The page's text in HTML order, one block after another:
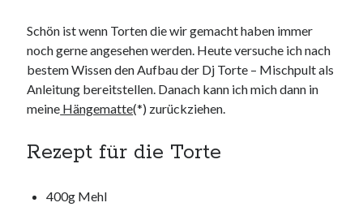
Neueste Beiträge
Der Michl in der Hexenküche
Der Michl macht Diät
Prime Video Channel kündigen
Wie entkalke ich die Senseo Switch
Schön ist wenn Torten die wir gemacht haben immer
noch gerne angesehen werden. Heute versuche ich nach
bestem Wissen den Aufbau der Dj Torte – Mischpult als
Anleitung bereitstellen. Danach kann ich mich dann in
meine Hängematte(*) zurückziehen.
Rezept für die Torte
400g Mehl